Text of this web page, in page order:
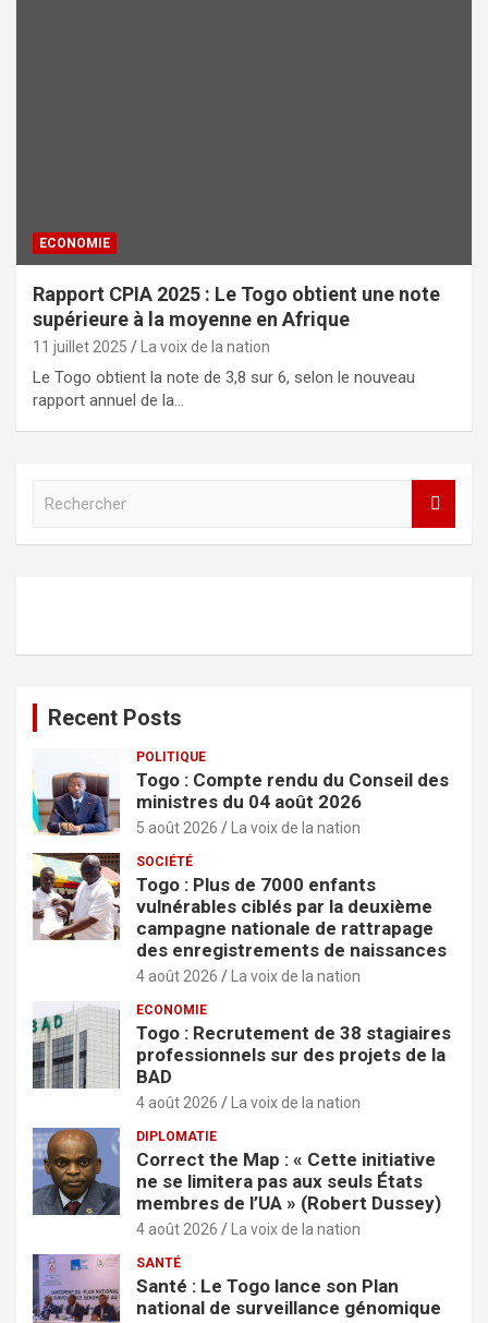
ECONOMIE
Rapport CPIA 2025 : Le Togo obtient une note
supérieure à la moyenne en Afrique
11 juillet 2025 La voix de la nation
Le Togo obtient la note de 3,8 sur 6, selon le nouveau
rapport annuel de la…
h
Recent Posts
POLITIQUE
Togo : Compte rendu du Conseil des
ministres du 04 août 2026
5 août 2026 La voix de la nation
SOCIÉTÉ
Togo : Plus de 7000 enfants
vulnérables ciblés par la deuxième
campagne nationale de rattrapage
des enregistrements de naissances
4 août 2026 La voix de la nation
ECONOMIE
Togo : Recrutement de 38 stagiaires
professionnels sur des projets de la
BAD
4 août 2026 La voix de la nation
DIPLOMATIE
Correct the Map : « Cette initiative
ne se limitera pas aux seuls États
membres de l’UA » (Robert Dussey)
4 août 2026 La voix de la nation
SANTÉ
Santé : Le Togo lance son Plan
national de surveillance génomique